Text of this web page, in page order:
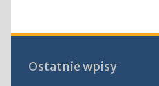
Ostatnie wpisy